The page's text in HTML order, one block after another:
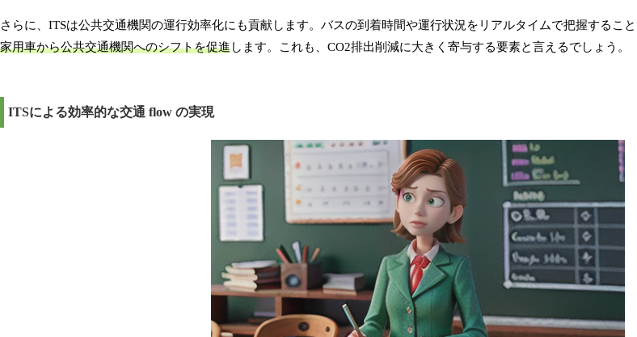
さらに、ITSは公共交通機関の運行効率化にも貢献します。バスの到着時間や運行状況をリアルタイムで把握するこ
家用車から公共交通機関へのシフトを促進します。これも、CO2排出削減に大きく寄与する要素と言えるでしょう。
ITSによる効率的な交通 flow の実現